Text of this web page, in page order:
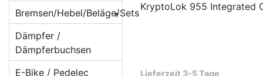
KryptoLok 955 Integrated
Lieferzeit 3-5 Tage
Batteriebetrieb
Beleuchtung für
Dynamobetrieb
Beleuchtung für
Bremsen/Hebel/Beläge/Sets
BMX Bremsen
Bremsbeläge
Dämpfer /
Dämpferbuchsen
E-Bike / Pedelec